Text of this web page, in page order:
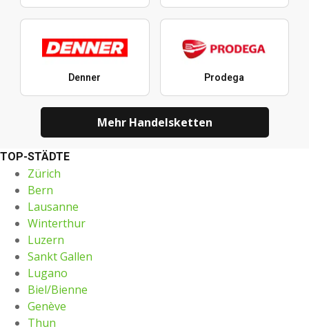
Denner Prodega
Mehr Handelsketten
TOP-STÄDTE
Zürich
Bern
Lausanne
Winterthur
Luzern
Sankt Gallen
Lugano
Biel/Bienne
Genève
Thun